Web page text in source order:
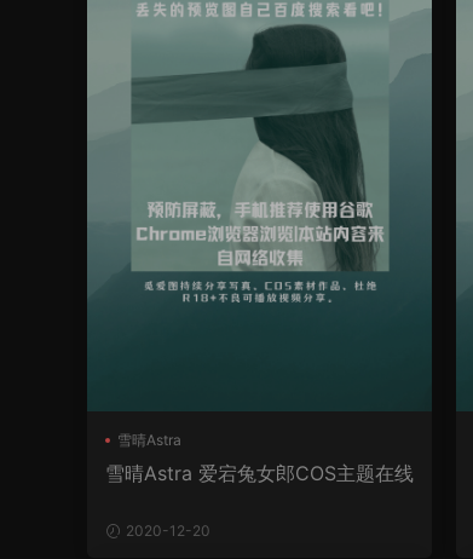
雪晴Astra
雪晴Astra 爱宕兔女郎COS主题在线
2020-12-20